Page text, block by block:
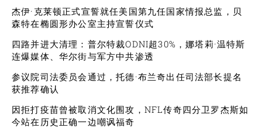
杰伊·克莱顿正式宣誓就任美国第九任国家情报总监，贝
森特在椭圆形办公室主持宣誓仪式
四路并进大清理：普尔特裁ODNI超30%，娜塔莉·温特斯
连爆媒体、华尔街与军方中共渗透
参议院司法委员会通过，托德·布兰奇出任司法部长提名
获推荐确认
因拒打疫苗曾被取消文化围攻，NFL传奇四分卫罗杰斯如
今站在历史正确一边嘲讽福奇